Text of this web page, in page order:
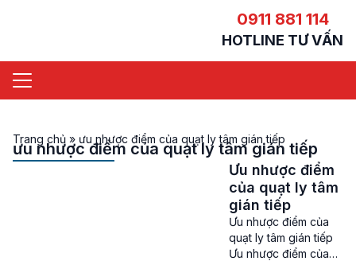
0911 881 114
HOTLINE TƯ VẤN
Trang chủ » ưu nhược điểm của quạt ly tâm gián tiếp
ưu nhược điểm của quạt ly tâm gián tiếp
Ưu nhược điểm
của quạt ly tâm
gián tiếp
Ưu nhược điểm của
quạt ly tâm gián tiếp
Ưu nhược điểm của